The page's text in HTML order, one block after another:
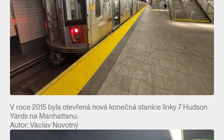
V roce 2015 byla otevřená nová konečná stanice linky 7 Hudson
Yards na Manhattanu.
Autor: Václav Novotný